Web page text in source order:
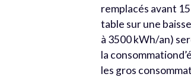
remplacés avant
table sur une
à 3500 kWh/an)
la
les gros